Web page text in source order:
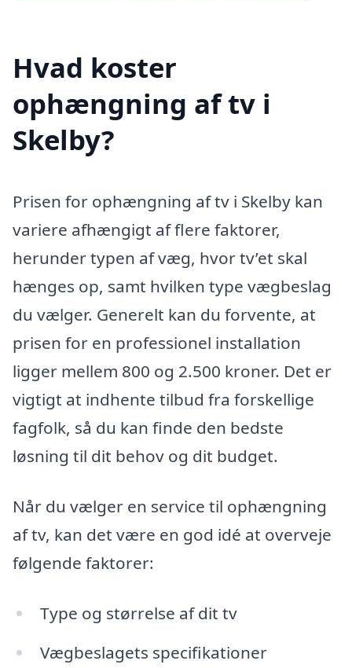
Hvad koster
ophængning af tv i
Skelby?
Prisen for ophængning af tv i Skelby kan
variere afhængigt af flere faktorer,
herunder typen af væg, hvor tv’et skal
hænges op, samt hvilken type vægbeslag
du vælger. Generelt kan du forvente, at
prisen for en professionel installation
ligger mellem 800 og 2.500 kroner. Det er
vigtigt at indhente tilbud fra forskellige
fagfolk, så du kan finde den bedste
løsning til dit behov og dit budget.
Når du vælger en service til ophængning
af tv, kan det være en god idé at overveje
følgende faktorer:
Type og størrelse af dit tv
Vægbeslagets specifikationer